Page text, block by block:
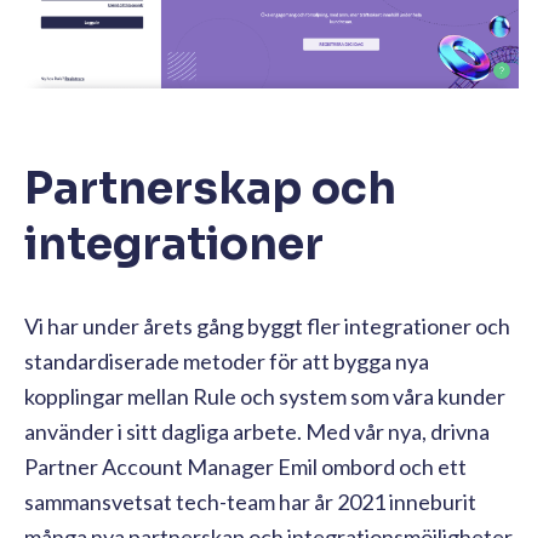
Partnerskap och
integrationer
Vi har under årets gång byggt fler integrationer och
standardiserade metoder för att bygga nya
kopplingar mellan Rule och system som våra kunder
använder i sitt dagliga arbete. Med vår nya, drivna
Partner Account Manager Emil ombord och ett
sammansvetsat tech-team har år 2021 inneburit